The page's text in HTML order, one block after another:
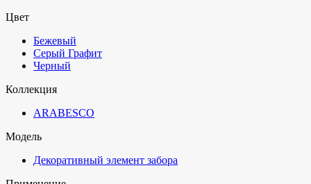
Цвет
Бежевый
Серый Графит
Черный
Коллекция
ARABESCO
Модель
Декоративный элемент забора